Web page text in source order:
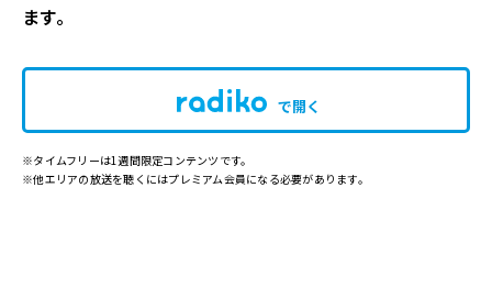
ます。
で開く
※タイムフリーは1週間限定コンテンツです。
※他エリアの放送を聴くにはプレミアム会員になる必要があります。